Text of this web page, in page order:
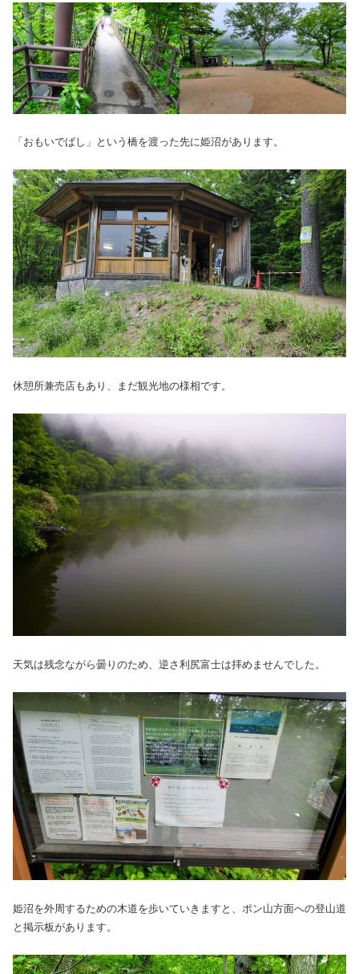
「おもいでばし」という橋を渡った先に姫沼があります。
休憩所兼売店もあり、まだ観光地の様相です。
天気は残念ながら曇りのため、逆さ利尻富士は拝めませんでした。
姫沼を外周するための木道を歩いていきますと、ポン山方面への登山道
と掲示板があります。